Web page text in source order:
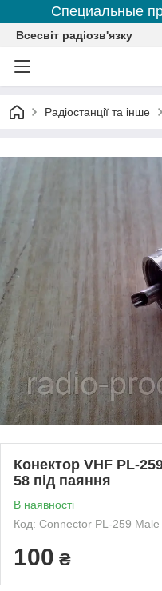
Специальные
Всесвіт радіозв'язку
Радіостанції та інше
Конектор VHF PL-
58 під паяння
В наявності
Код: Connector PL-259 Male
100 ₴